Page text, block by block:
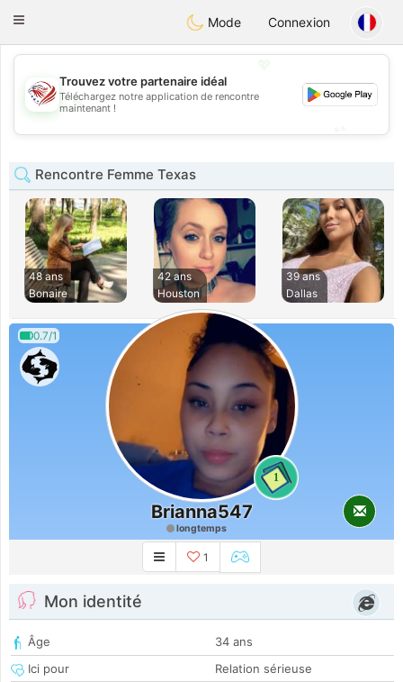
StatesDating
Toggle
Mode Connexion
💖
💕
Trouvez votre partenaire idéal
Téléchargez notre application de rencontre
maintenant !
Rencontre Femme Texas
48 ans
Bonaire
42 ans
Houston
39 ans
Dallas
0.7/1
1
Brianna547
longtemps
1
Mon identité
Âge
34 ans
Ici pour
Relation sérieuse